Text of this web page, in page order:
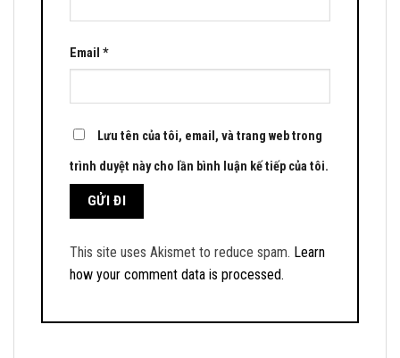
Email *
Lưu tên của tôi, email, và trang web trong
trình duyệt này cho lần bình luận kế tiếp của tôi.
This site uses Akismet to reduce spam. Learn
how your comment data is processed.